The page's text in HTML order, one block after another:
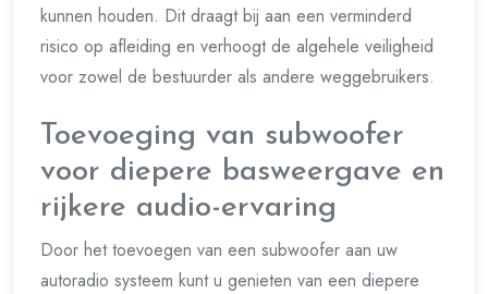
kunnen houden. Dit draagt bij aan een verminderd
risico op afleiding en verhoogt de algehele veiligheid
voor zowel de bestuurder als andere weggebruikers.
Toevoeging van subwoofer
voor diepere basweergave en
rijkere audio-ervaring
Door het toevoegen van een subwoofer aan uw
autoradio systeem kunt u genieten van een diepere